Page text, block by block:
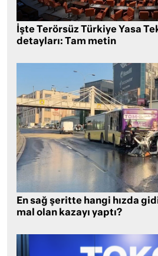
İşte Terörsüz Türkiye Yasa
detayları: Tam metin
En sağ şeritte hangi hızda
mal olan kazayı yaptı?